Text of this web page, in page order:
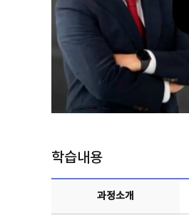
학습내용
과정소개